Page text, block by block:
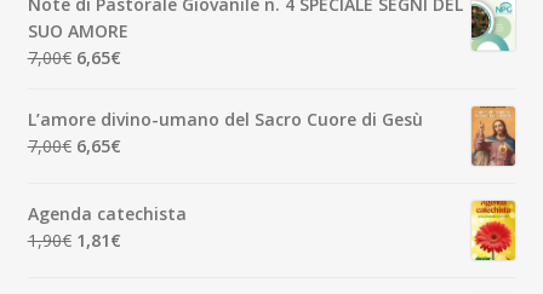
era:
5,00€.
è:
4,75€.
SUO AMORE
7,00€ Il
originale
era:
7,00€.
6,65€Il
attuale
è:
L’amore divino-umano del Sacro Cuore di Gesù
7,00€ Il
era:
7,00€.
6,65€Il
è:
6,65€.
Agenda catechista
1,90€ Il
1,81€Il